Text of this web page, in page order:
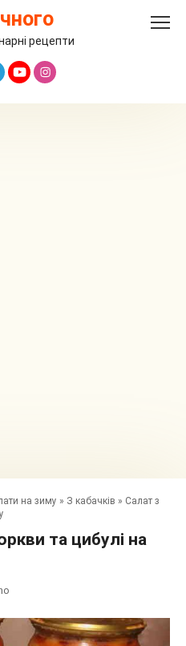
рецепти
на зиму » З кабачків » Салат з